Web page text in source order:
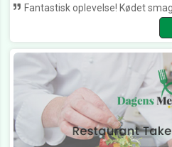
Fantastisk oplevelse! Kødet smager fantastisk, kan